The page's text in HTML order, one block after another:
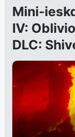
Mini-
IV:
DLC: